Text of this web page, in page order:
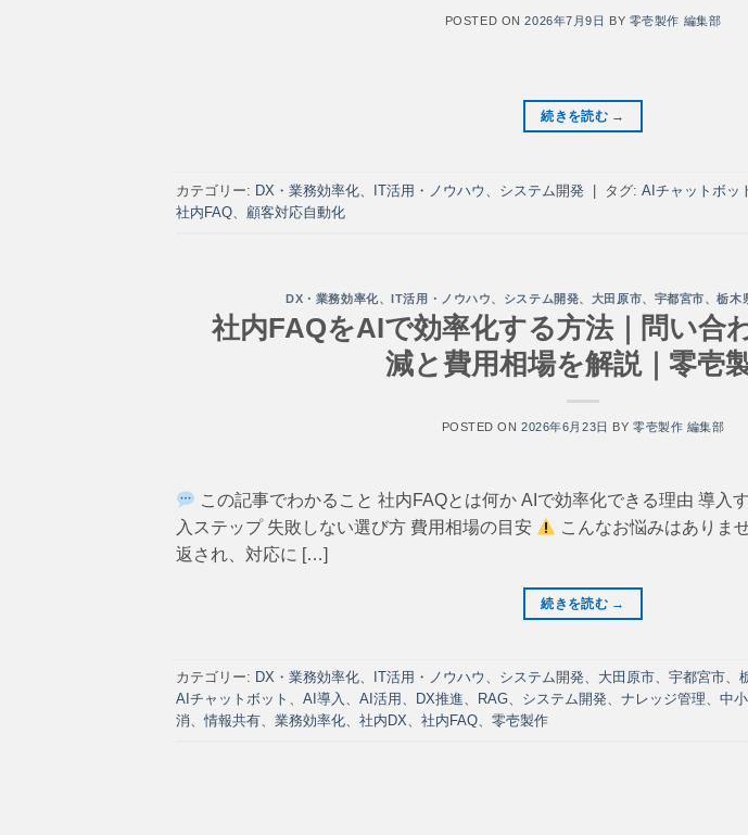
POSTED ON2026年7月9日 BY 零壱製作 編集部
続きを読む →
カテゴリー: DX・業務効率化 IT活用・ノウハウ システム開発 タグ: AIチャットボッ
社内FAQ
顧客対応自動化
DX・業務効率化、IT活用・ノウハウ、 システム開発、 大田原市、 宇都宮市、栃木
社内FAQをAIで効率化する方法｜問い合
減と費用相場を解説｜零壱
POSTED ON2026年6月23日 BY 零壱製作 編集部
この記事でわかること 社内FAQとは何か AIで効率化できる理由 導入
入ステップ 失敗しない選び方 費用相場の目安
こんなお悩みはありま
返され、対応に […]
続きを読む →
カテゴリー: DX・業務効率化、 IT活用・ノウハウ 、 システム開発、 大田原市、 宇都宮市、
AIチャットボット 、 AI導入 、 AI活用 、 DX推進、 RAG、 システム開発、 ナレッジ管理、 中
消、情報共有、 業務効率化、 社内DX、 社内FAQ、 零壱製作